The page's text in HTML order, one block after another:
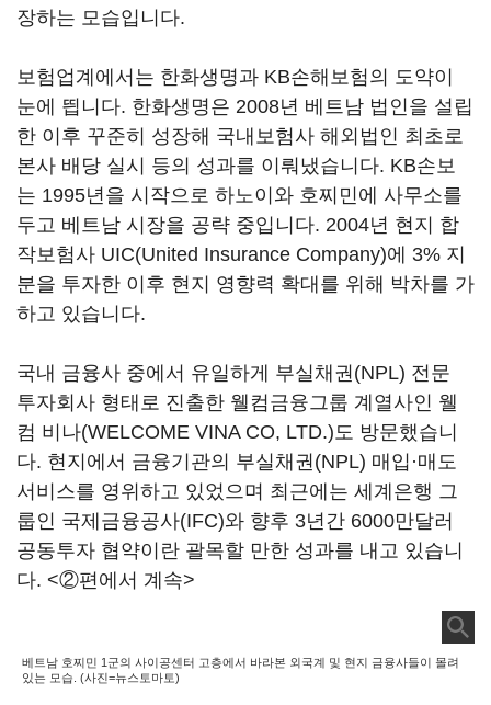
장하는 모습입니다.
보험업계에서는 한화생명과 KB손해보험의 도약이
눈에 띕니다. 한화생명은 2008년 베트남 법인을 설립
한 이후 꾸준히 성장해 국내보험사 해외법인 최초로
본사 배당 실시 등의 성과를 이뤄냈습니다. KB손보
는 1995년을 시작으로 하노이와 호찌민에 사무소를
두고 베트남 시장을 공략 중입니다. 2004년 현지 합
작보험사 UIC(United Insurance Company)에 3% 지
분을 투자한 이후 현지 영향력 확대를 위해 박차를 가
하고 있습니다.
국내 금융사 중에서 유일하게 부실채권(NPL) 전문
투자회사 형태로 진출한 웰컴금융그룹 계열사인 웰
컴 비나(WELCOME VINA CO, LTD.)도 방문했습니
다. 현지에서 금융기관의 부실채권(NPL) 매입·매도
서비스를 영위하고 있었으며 최근에는 세계은행 그
룹인 국제금융공사(IFC)와 향후 3년간 6000만달러
공동투자 협약이란 괄목할 만한 성과를 내고 있습니
다. <②편에서 계속>
베트남 호찌민 1군의 사이공센터 고층에서 바라본 외국계 및 현지 금융사들이 몰려
있는 모습. (사진=뉴스토마토)